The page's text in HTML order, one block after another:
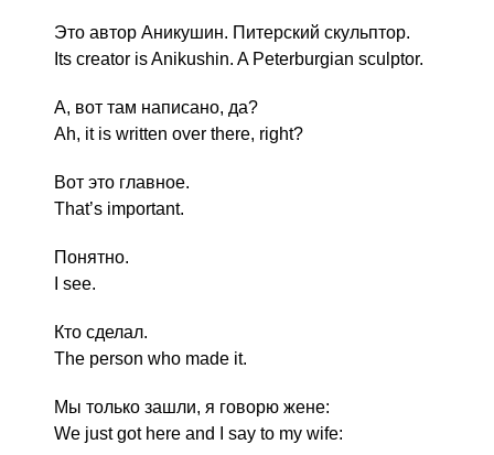
Это автор Аникушин. Питерский скульптор.
Its creator is Anikushin. A Peterburgian sculptor.
А, вот там написано, да?
Ah, it is written over there, right?
Вот это главное.
That’s important.
Понятно.
I see.
Кто сделал.
The person who made it.
Мы только зашли, я говорю жене:
We just got here and I say to my wife: